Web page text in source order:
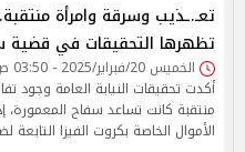
تعـ.ـذيب وسرقة وامرأة
تظهرها التحقيقات في قضية
الخميس 20/فبراير/2025 - 03:50 ص
أكدت تحقيقات النيابة العامة وجود
منتقبة كانت تساعد سفاح المعمورة،
الأموال الخاصة بكروت الفيزا التابعة